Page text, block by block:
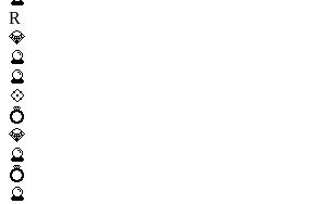
R
💎
🔮
🔮
💠
💍
💎
🔮
💍
🔮